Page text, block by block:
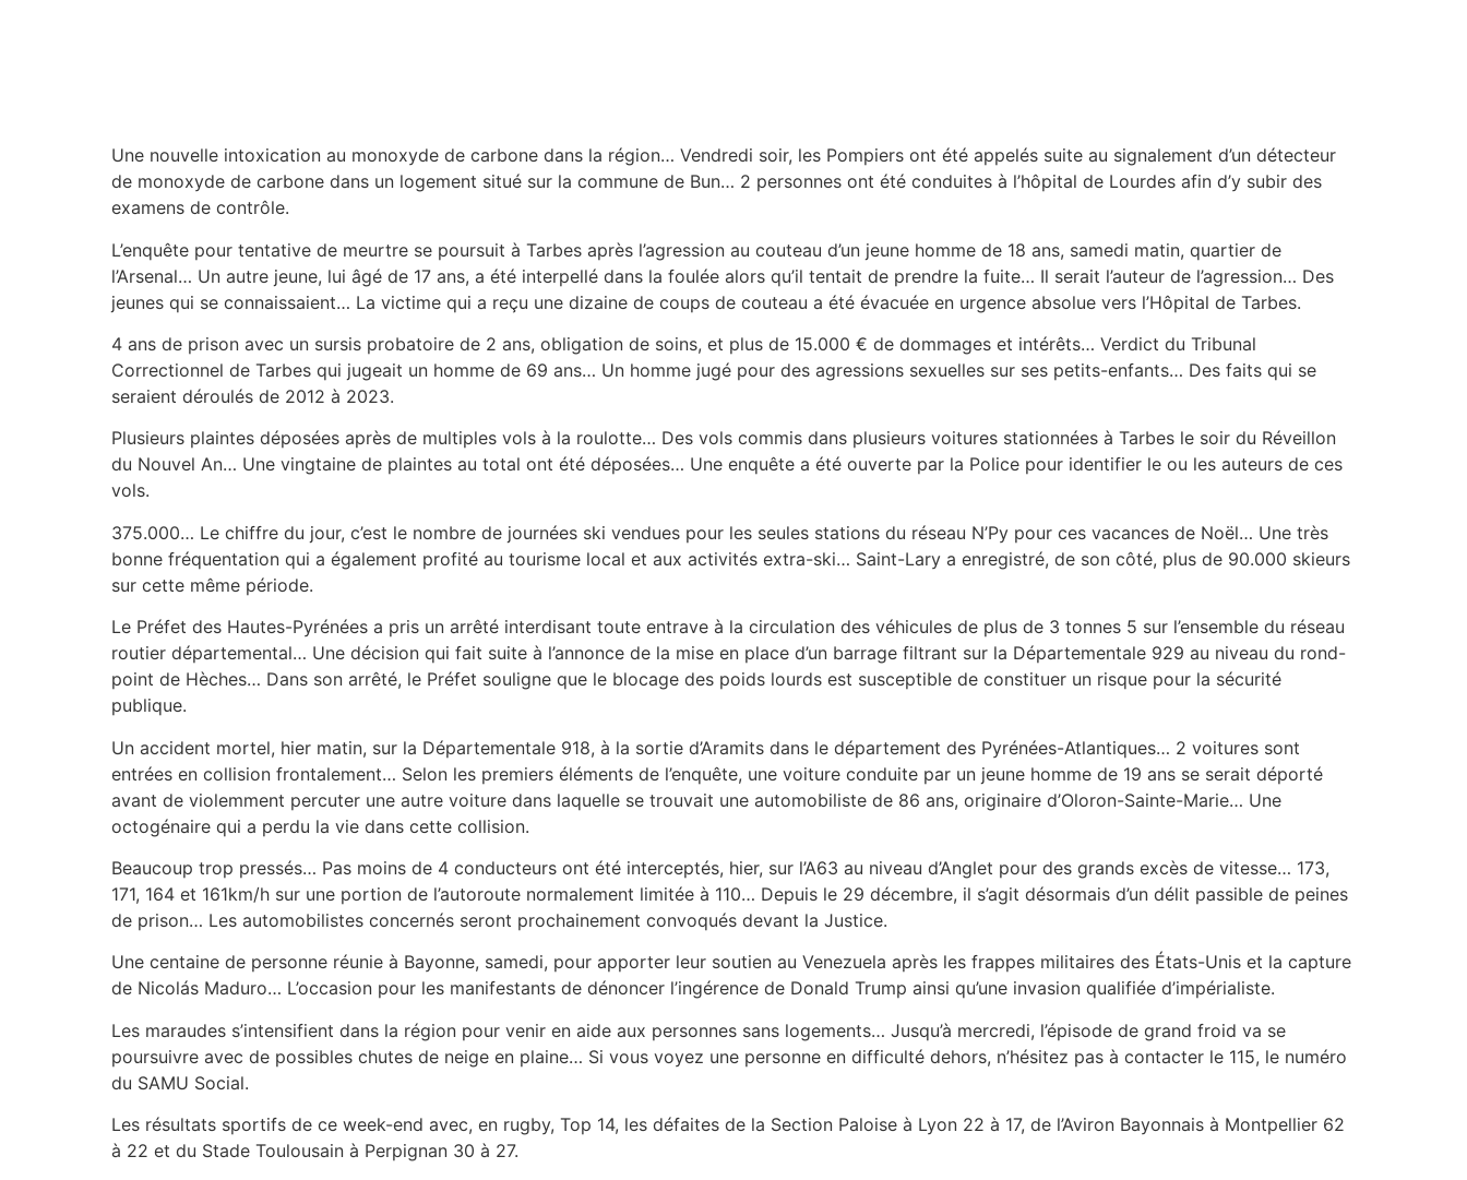
Une nouvelle intoxication au monoxyde de carbone dans la région… Vendredi soir, les Pompiers ont été appelés suite au signalement d’un détecteur
de monoxyde de carbone dans un logement situé sur la commune de Bun… 2 personnes ont été conduites à l’hôpital de Lourdes afin d’y subir des
examens de contrôle.
L’enquête pour tentative de meurtre se poursuit à Tarbes après l’agression au couteau d’un jeune homme de 18 ans, samedi matin, quartier de
l’Arsenal… Un autre jeune, lui âgé de 17 ans, a été interpellé dans la foulée alors qu’il tentait de prendre la fuite… Il serait l’auteur de l’agression… Des
jeunes qui se connaissaient… La victime qui a reçu une dizaine de coups de couteau a été évacuée en urgence absolue vers l’Hôpital de Tarbes.
4 ans de prison avec un sursis probatoire de 2 ans, obligation de soins, et plus de 15.000 € de dommages et intérêts… Verdict du Tribunal
Correctionnel de Tarbes qui jugeait un homme de 69 ans… Un homme jugé pour des agressions sexuelles sur ses petits-enfants… Des faits qui se
seraient déroulés de 2012 à 2023.
Plusieurs plaintes déposées après de multiples vols à la roulotte… Des vols commis dans plusieurs voitures stationnées à Tarbes le soir du Réveillon
du Nouvel An… Une vingtaine de plaintes au total ont été déposées… Une enquête a été ouverte par la Police pour identifier le ou les auteurs de ces
vols.
375.000… Le chiffre du jour, c’est le nombre de journées ski vendues pour les seules stations du réseau N’Py pour ces vacances de Noël… Une très
bonne fréquentation qui a également profité au tourisme local et aux activités extra-ski… Saint-Lary a enregistré, de son côté, plus de 90.000 skieurs
sur cette même période.
Le Préfet des Hautes-Pyrénées a pris un arrêté interdisant toute entrave à la circulation des véhicules de plus de 3 tonnes 5 sur l’ensemble du réseau
routier départemental… Une décision qui fait suite à l’annonce de la mise en place d’un barrage filtrant sur la Départementale 929 au niveau du rond-
point de Hèches… Dans son arrêté, le Préfet souligne que le blocage des poids lourds est susceptible de constituer un risque pour la sécurité
publique.
Un accident mortel, hier matin, sur la Départementale 918, à la sortie d’Aramits dans le département des Pyrénées-Atlantiques… 2 voitures sont
entrées en collision frontalement… Selon les premiers éléments de l’enquête, une voiture conduite par un jeune homme de 19 ans se serait déporté
avant de violemment percuter une autre voiture dans laquelle se trouvait une automobiliste de 86 ans, originaire d’Oloron-Sainte-Marie… Une
octogénaire qui a perdu la vie dans cette collision.
Beaucoup trop pressés… Pas moins de 4 conducteurs ont été interceptés, hier, sur l’A63 au niveau d’Anglet pour des grands excès de vitesse… 173,
171, 164 et 161km/h sur une portion de l’autoroute normalement limitée à 110… Depuis le 29 décembre, il s’agit désormais d’un délit passible de peines
de prison… Les automobilistes concernés seront prochainement convoqués devant la Justice.
Une centaine de personne réunie à Bayonne, samedi, pour apporter leur soutien au Venezuela après les frappes militaires des États-Unis et la capture
de Nicolás Maduro… L’occasion pour les manifestants de dénoncer l’ingérence de Donald Trump ainsi qu’une invasion qualifiée d’impérialiste.
Les maraudes s’intensifient dans la région pour venir en aide aux personnes sans logements… Jusqu’à mercredi, l’épisode de grand froid va se
poursuivre avec de possibles chutes de neige en plaine… Si vous voyez une personne en difficulté dehors, n’hésitez pas à contacter le 115, le numéro
du SAMU Social.
Les résultats sportifs de ce week-end avec, en rugby, Top 14, les défaites de la Section Paloise à Lyon 22 à 17, de l’Aviron Bayonnais à Montpellier 62
à 22 et du Stade Toulousain à Perpignan 30 à 27.